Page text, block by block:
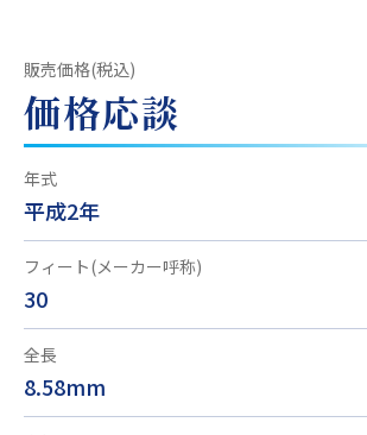
販売価格(税込)
価格応談
年式
平成2年
フィート(メーカー呼称)
30
全長
8.58mm